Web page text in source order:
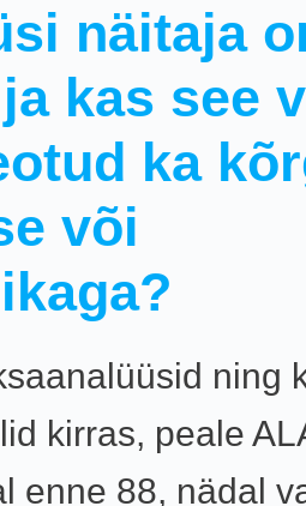
näitaja
kas see
ka
või
ning
kirras, peale
enne 88, nädal